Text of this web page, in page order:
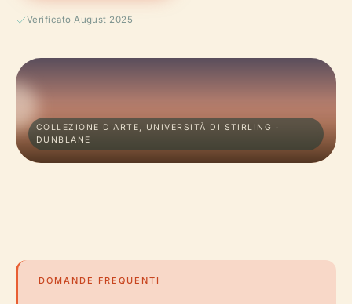
Verificato August 2025
COLLEZIONE D'ARTE, UNIVERSITÀ DI STIRLING ·
DUNBLANE
DOMANDE FREQUENTI